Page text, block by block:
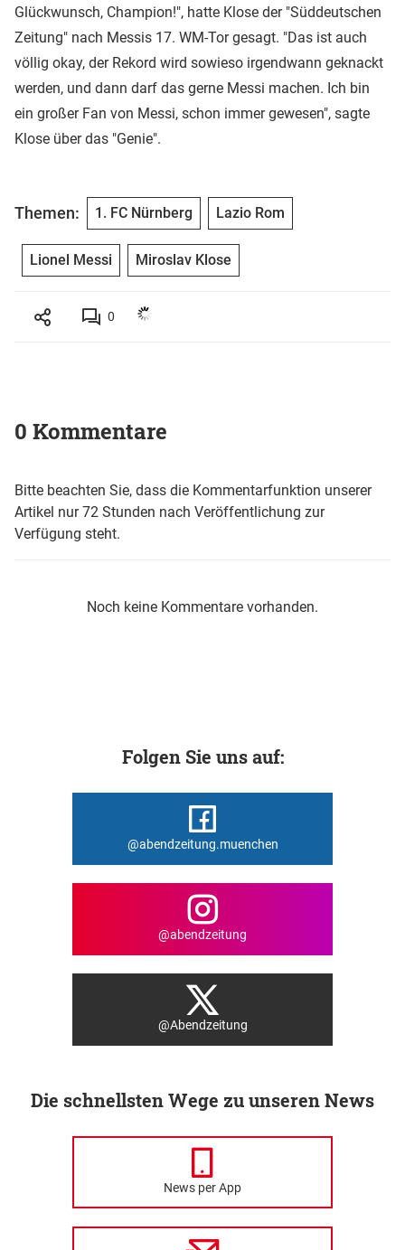
Glückwunsch, Champion!", hatte Klose der "Süddeutschen
Zeitung" nach Messis 17. WM-Tor gesagt. "Das ist auch
völlig okay, der Rekord wird sowieso irgendwann geknackt
werden, und dann darf das gerne Messi machen. Ich bin
ein großer Fan von Messi, schon immer gewesen", sagte
Klose über das "Genie".
Themen: 1. FC Nürnberg Lazio Rom
Lionel Messi Miroslav Klose
0
0 Kommentare
Bitte beachten Sie, dass die Kommentarfunktion unserer
Artikel nur 72 Stunden nach Veröffentlichung zur
Verfügung steht.
Noch keine Kommentare vorhanden.
Folgen Sie uns auf:
@abendzeitung.muenchen
@abendzeitung
@Abendzeitung
Die schnellsten Wege zu unseren News
News per App